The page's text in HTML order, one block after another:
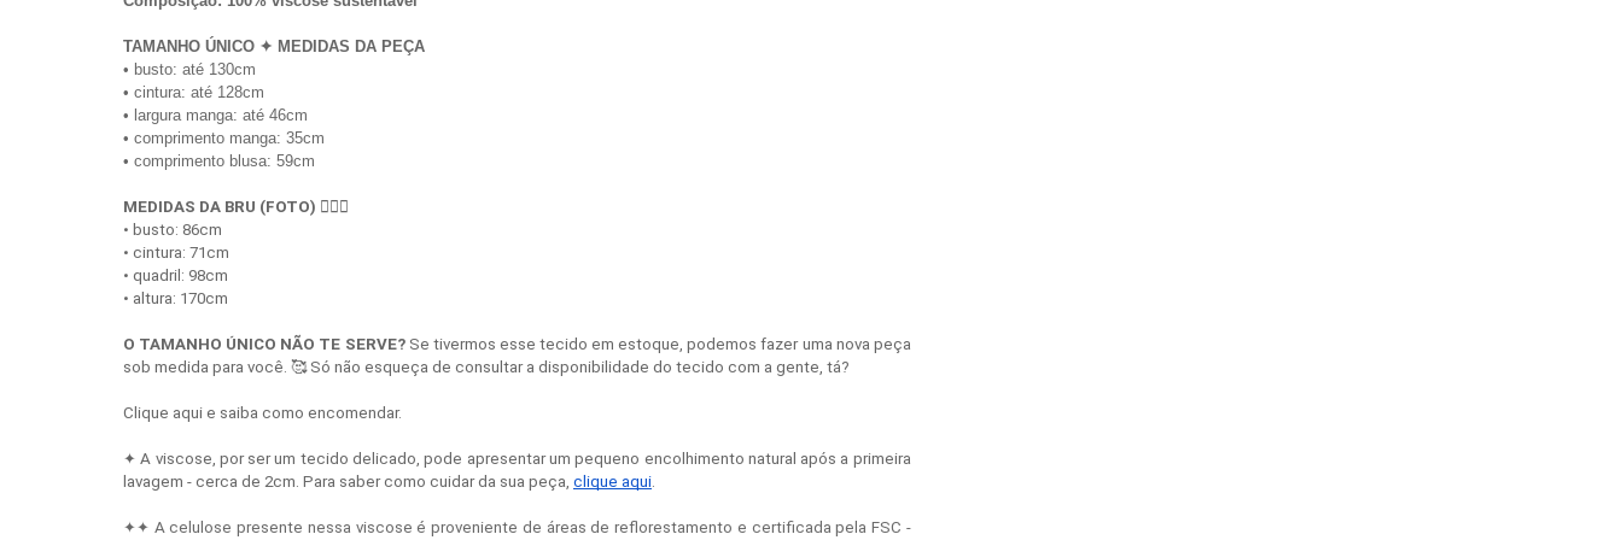
TAMANHO ÚNICO ✦ MEDIDAS DA PEÇA
• busto: até 130cm
• cintura: até 128cm
• largura manga: até 46cm
• comprimento manga: 35cm
• comprimento blusa: 59cm
MEDIDAS DA BRU (FOTO) 💁🏻‍♀️
• busto: 86cm
• cintura: 71cm
• quadril: 98cm
• altura: 170cm
O TAMANHO ÚNICO NÃO TE SERVE? Se tivermos esse tecido em estoque, podemos fazer uma nova peça
sob medida para você. 🥰 Só não esqueça de consultar a disponibilidade do tecido com a gente, tá?
Clique aqui e saiba como encomendar.
✦ A viscose, por ser um tecido delicado, pode apresentar um pequeno encolhimento natural após a primeira
lavagem - cerca de 2cm. Para saber como cuidar da sua peça, clique aqui.
✦✦ A celulose presente nessa viscose é proveniente de áreas de reflorestamento e certificada pela FSC -